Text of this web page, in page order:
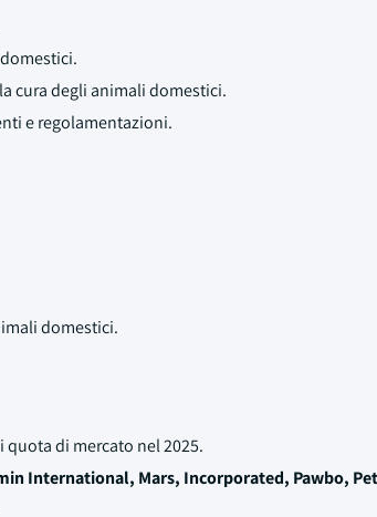
cura degli animali domestici.
e regolamentazioni.
domestici.
quota di mercato nel 2025.
International, Mars, Incorporated, Pawbo,